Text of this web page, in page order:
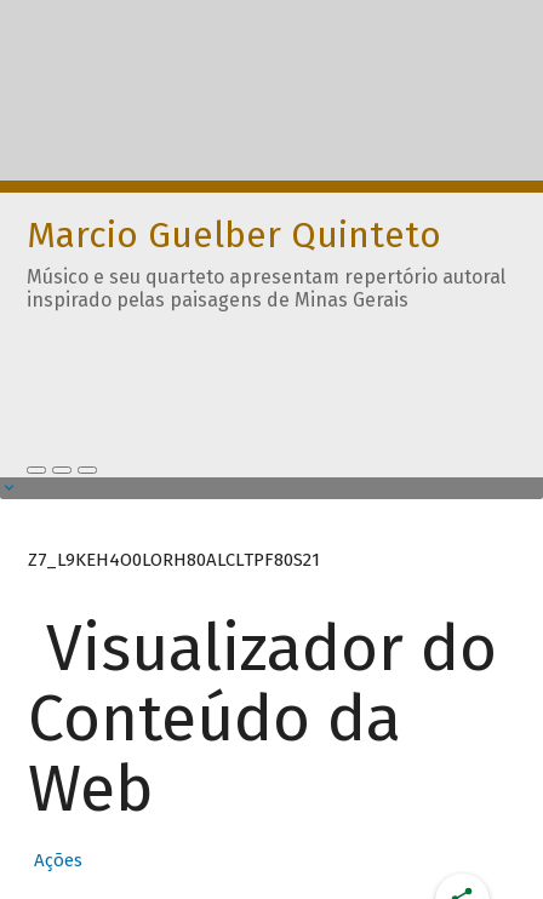
Marcio Guelber Quinteto
Músico e seu quarteto apresentam repertório autoral
inspirado pelas paisagens de Minas Gerais
Z7_L9KEH4O0LORH80ALCLTPF80S21
Visualizador do
Conteúdo da
Web
Ações